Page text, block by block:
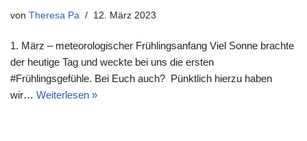
von Theresa Pa 12. März 2023
1. März – meteorologischer Frühlingsanfang Viel Sonne brachte
der heutige Tag und weckte bei uns die ersten
#Frühlingsgefühle. Bei Euch auch? Pünktlich hierzu haben
wir… Weiterlesen »